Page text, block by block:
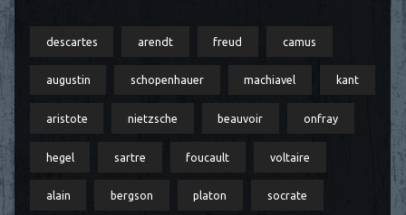
descartes arendt freud camus
augustin schopenhauer machiavel kant
aristote nietzsche beauvoir onfray
hegel sartre foucault voltaire
alain bergson platon socrate